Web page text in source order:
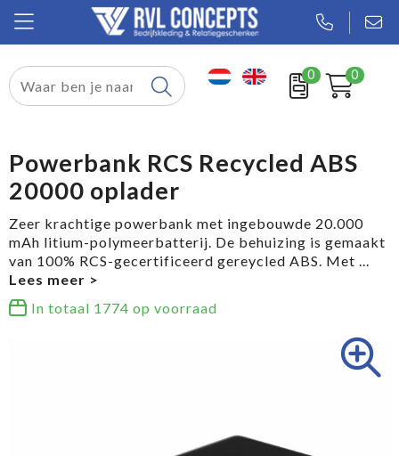
0 0
Relatiegeschenken
Tassen
Sport
Werkkleding
Powerbank RCS Recycled ABS
20000 oplader
Zeer krachtige powerbank met ingebouwde 20.000
mAh litium-polymeerbatterij. De behuizing is gemaakt
van 100% RCS-gecertificeerd gereycled ABS. Met ...
In totaal 1774 op voorraad